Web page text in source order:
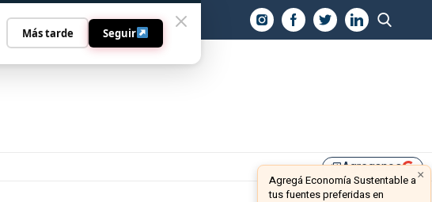
CONTACTO
library_addAgreganos ×
Agregá Economía Sustentable a
tus fuentes preferidas en
Más tarde Seguir